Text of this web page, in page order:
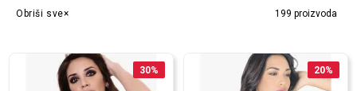
199 proizvoda
Obriši sve
30% 20%